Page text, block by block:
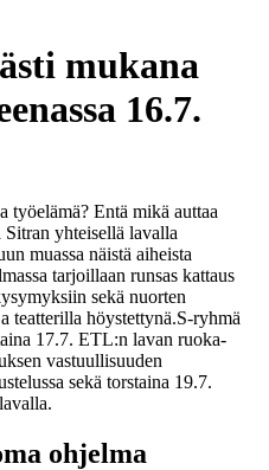
mukana
16.7.
työelämä? Entä mikä auttaa
yhteisellä lavalla
muassa näistä aiheista
tarjoillaan runsas kattaus
sekä nuorten
teatterilla höystettynä.S-ryhmä
17.7. ETL:n lavan ruoka-
vastuullisuuden
sekä torstaina 19.7.
ohjelma